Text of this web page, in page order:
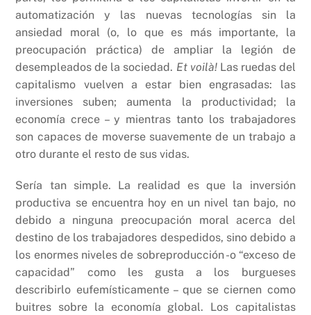
automatización y las nuevas tecnologías sin la
ansiedad moral (o, lo que es más importante, la
preocupación práctica) de ampliar la legión de
desempleados de la sociedad. Et voilà!Las ruedas del
capitalismo vuelven a estar bien engrasadas: las
inversiones suben; aumenta la productividad; la
economía crece – y mientras tanto los trabajadores
son capaces de moverse suavemente de un trabajo a
otro durante el resto de sus vidas.
Sería tan simple. La realidad es que la inversión
productiva se encuentra hoy en un nivel tan bajo, no
debido a ninguna preocupación moral acerca del
destino de los trabajadores despedidos, sino debido a
los enormes niveles de sobreproducción -o “exceso de
capacidad” como les gusta a los burgueses
describirlo eufemísticamente – que se ciernen como
buitres sobre la economía global. Los capitalistas